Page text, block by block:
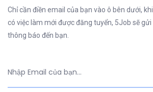
Chỉ cần điền email của bạn vào ô bên dưới, khi
có việc làm mới được đăng tuyển, 5Job sẽ gửi
thông báo đến bạn.